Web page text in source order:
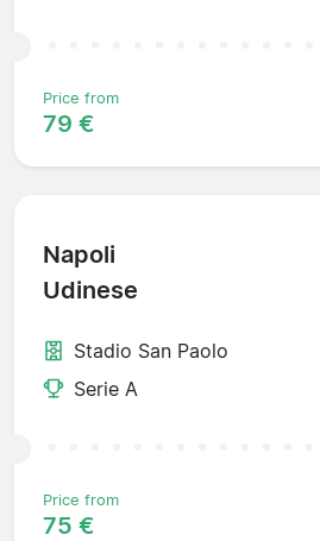
Price from
79 €
Napoli
Udinese
Stadio San Paolo
Serie A
Price from
75 €